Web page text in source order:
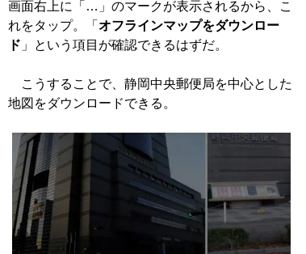
画面右上に「…」のマークが表示されるから、こ
れをタップ。「 オフラインマップをダウンロー
ド 」という項目が確認できるはずだ。
こうすることで、静岡中央郵便局を中心とした
地図をダウンロードできる。